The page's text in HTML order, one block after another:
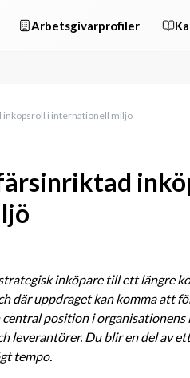
Arbetsgivarprofiler
inköpsroll i internationell miljö
inköpare till ett längre
där uppdraget kan komma att
position i
leverantörer. Du blir en del av
tempo.